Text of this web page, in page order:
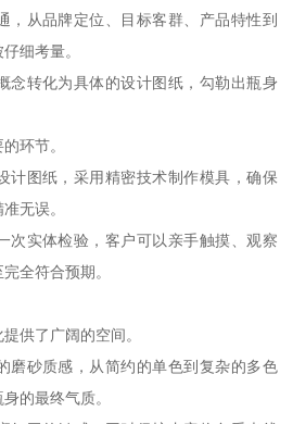
，从品牌定位、目标客群、产品特性到
细考量。
念转化为具体的设计图纸，勾勒出瓶身
环节。
计图纸，采用精密技术制作模具，确保
无误。
次实体检验，客户可以亲手触摸、观察
全符合预期。
供了广阔的空间。
磨砂质感，从简约的单色到复杂的多色
的最终气质。